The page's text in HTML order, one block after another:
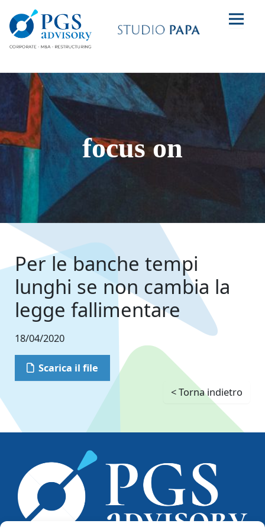
focus on
Per le banche tempi
lunghi se non cambia la
legge fallimentare
18/04/2020
Scarica il file
< Torna indietro